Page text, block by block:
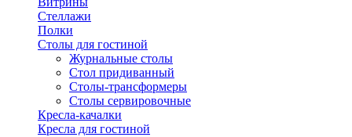
Стеллажи
Полки
Столы для гостиной
Журнальные столы
Стол придиванный
Столы-трансформеры
Столы сервировочные
Кресла-качалки
Кресла для гостиной